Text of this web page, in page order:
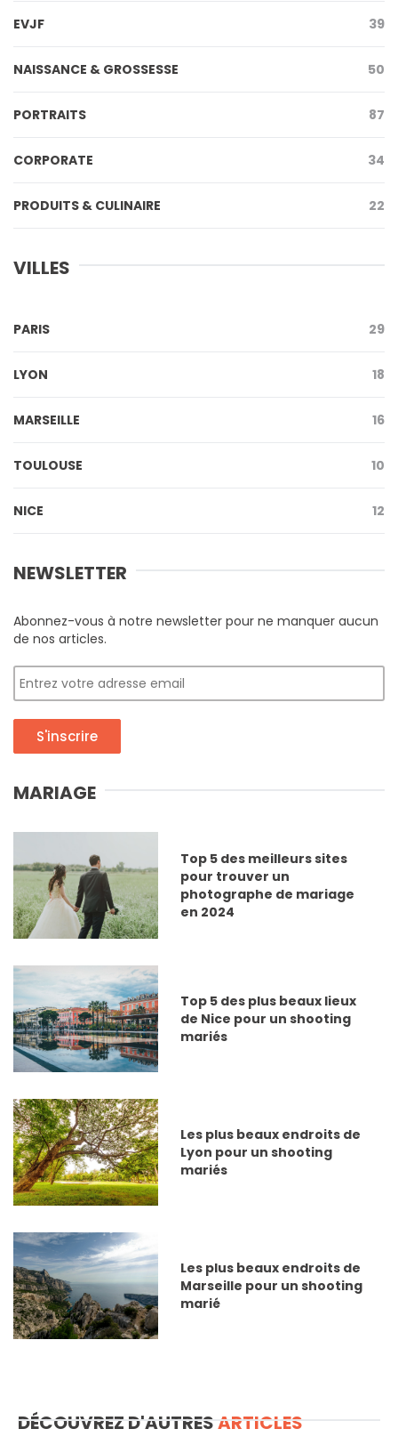
EVJF 39
NAISSANCE & GROSSESSE 50
PORTRAITS 87
CORPORATE 34
PRODUITS & CULINAIRE 22
VILLES
PARIS 29
LYON 18
MARSEILLE 16
TOULOUSE 10
NICE 12
NEWSLETTER
Abonnez-vous à notre newsletter pour ne manquer aucun
de nos articles.
S'inscrire
MARIAGE
Top 5 des meilleurs sites
pour trouver un
photographe de mariage
en 2024
Top 5 des plus beaux lieux
de Nice pour un shooting
mariés
Les plus beaux endroits de
Lyon pour un shooting
mariés
Les plus beaux endroits de
Marseille pour un shooting
marié
DÉCOUVREZ D'AUTRESARTICLES